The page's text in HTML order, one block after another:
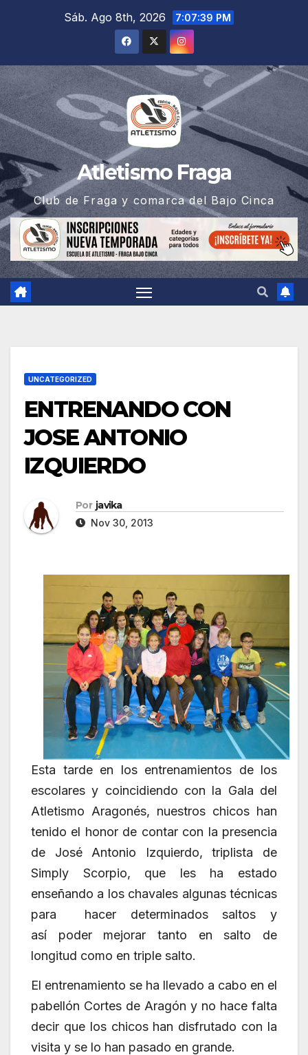
Sáb. Ago 8th, 2026 7:07:40 PM
Atletismo Fraga
Club de Fraga y comarca del Bajo Cinca
UNCATEGORIZED
ENTRENANDO CON
JOSE ANTONIO
IZQUIERDO
Por javika
Nov 30, 2013
Esta tarde en los entrenamientos de los
escolares y coincidiendo con la Gala del
Atletismo Aragonés, nuestros chicos han
tenido el honor de contar con la presencia
de José Antonio Izquierdo, triplista de
Simply Scorpio, que les ha estado
enseñando a los chavales algunas técnicas
para hacer determinados saltos y
así poder mejorar tanto en salto de
longitud como en triple salto.
El entrenamiento se ha llevado a cabo en el
pabellón Cortes de Aragón y no hace falta
decir que los chicos han disfrutado con la
visita y se lo han pasado en grande.